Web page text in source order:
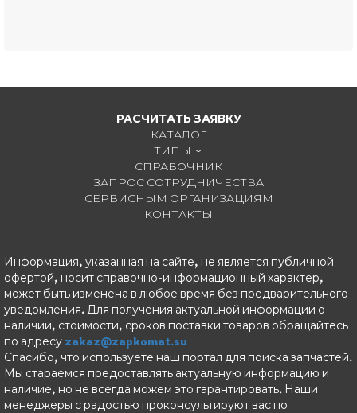
РАСЧИТАТЬ ЗАЯВКУ
КАТАЛОГ
ТИПЫ
СПРАВОЧНИК
ЗАПРОС СОТРУДНИЧЕСТВА
СЕРВИСНЫМ ОРГАНИЗАЦИЯМ
КОНТАКТЫ
Информация, указанная на сайте, не является публичной
офертой, носит справочно-информационный характер,
может быть изменена в любое время без предварительного
уведомления. Для получения актуальной информации о
наличии, стоимости, сроков поставки товаров обращайтесь
по адресу zakaz@zapkomat.su
Спасибо, что используете наш портал для поиска запчастей.
Мы стараемся предоставлять актуальную информацию и
наличие, но не всегда можем это гарантировать. Наши
менеджеры с радостью проконсультируют вас по